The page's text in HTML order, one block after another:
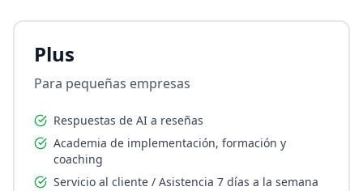
Plus
Para pequeñas empresas
Respuestas de AI a reseñas
Academia de implementación, formación y
coaching
Servicio al cliente / Asistencia 7 días a la semana